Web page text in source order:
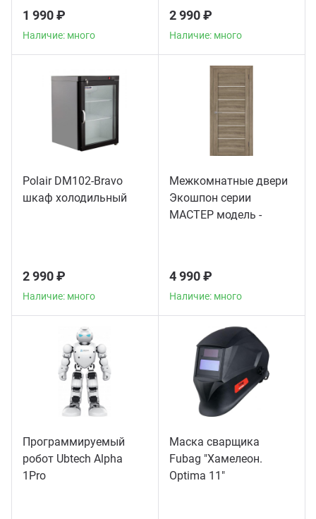
1 990 ₽
Наличие: много
2 990 ₽
Наличие: много
Polair DM102-Bravo
шкаф холодильный
2 990 ₽
Наличие: много
Межкомнатные двери
Экошпон серии
МАСТЕР модель -
4 990 ₽
Наличие: много
Программируемый
робот Ubtech Alpha
1Pro
Маска сварщика
Fubag "Хамелеон.
Optima 11"